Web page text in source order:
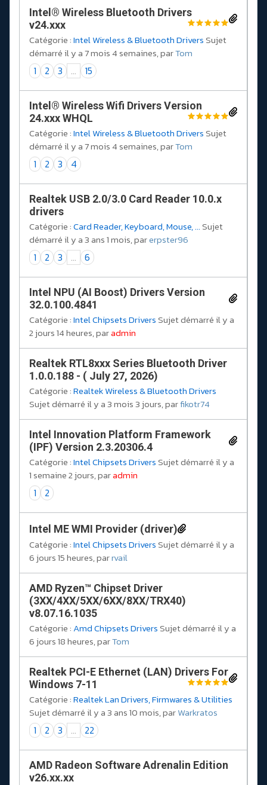
Intel® Wireless Bluetooth Drivers
v24.xxx
Catégorie :Intel Wireless & Bluetooth DriversSujet
démarré il y a 7 mois 4 semaines, parTom
1 2 3 ... 15
Intel® Wireless Wifi Drivers Version
24.xxx WHQL
Catégorie :Intel Wireless & Bluetooth DriversSujet
démarré il y a 7 mois 4 semaines, parTom
1 2 3 4
Realtek USB 2.0/3.0 Card Reader 10.0.x
drivers
Catégorie :Card Reader, Keyboard, Mouse, ...Sujet
démarré il y a 3 ans 1 mois, parerpster96
1 2 3 ... 6
Intel NPU (AI Boost) Drivers Version
32.0.100.4841
Catégorie :Intel Chipsets DriversSujet démarré il y a
2 jours 14 heures, paradmin
Realtek RTL8xxx Series Bluetooth Driver
1.0.0.188 - ( July 27, 2026)
Catégorie :Realtek Wireless & Bluetooth Drivers
Sujet démarré il y a 3 mois 3 jours, parfikotr74
Intel Innovation Platform Framework
(IPF) Version 2.3.20306.4
Catégorie :Intel Chipsets DriversSujet démarré il y a
1 semaine 2 jours, paradmin
1 2
Intel ME WMI Provider (driver)
Catégorie :Intel Chipsets DriversSujet démarré il y a
6 jours 15 heures, parrvail
AMD Ryzen™ Chipset Driver
(3XX/4XX/5XX/6XX/8XX/TRX40)
v8.07.16.1035
Catégorie : Amd Chipsets DriversSujet démarré il y a
6 jours 18 heures, parTom
Realtek PCI-E Ethernet (LAN) Drivers For
Windows 7-11
Catégorie :Realtek Lan Drivers, Firmwares & Utilities
Sujet démarré il y a 3 ans 10 mois, parWarkratos
1 2 3 ... 22
AMD Radeon Software Adrenalin Edition
v26.xx.xx